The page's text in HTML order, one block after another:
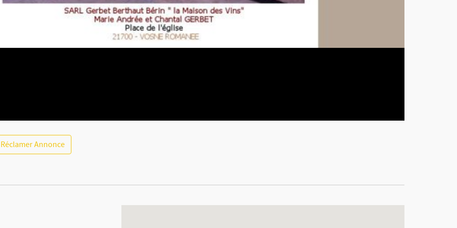
Réclamer Annonce